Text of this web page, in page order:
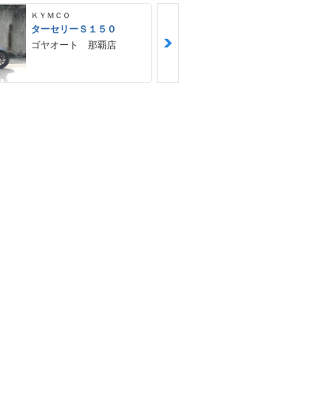
ＫＹＭＣＯ
ターセリーＳ１５０
ゴヤオート 那覇店